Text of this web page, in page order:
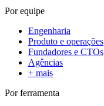
Por equipe
Engenharia
Produto e operações
Fundadores e CTOs
Agências
+ mais
Por ferramenta